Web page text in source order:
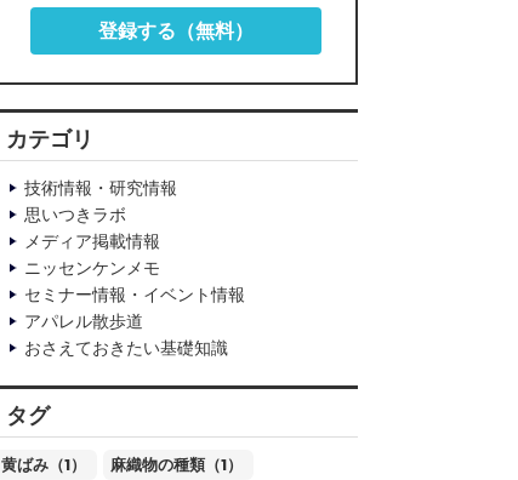
登録する（無料）
カテゴリ
技術情報・研究情報
思いつきラボ
メディア掲載情報
ニッセンケンメモ
セミナー情報・イベント情報
アパレル散歩道
おさえておきたい基礎知識
タグ
黄ばみ（1）
麻織物の種類（1）